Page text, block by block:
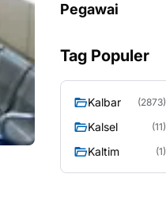
Pegawai
Tag Populer
Kalbar (2873)
Kalsel (11)
Kaltim (1)